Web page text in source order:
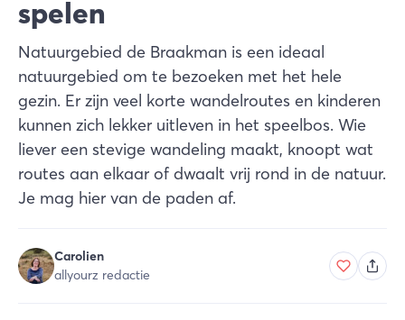
spelen
Natuurgebied de Braakman is een ideaal
natuurgebied om te bezoeken met het hele
gezin. Er zijn veel korte wandelroutes en kinderen
kunnen zich lekker uitleven in het speelbos. Wie
liever een stevige wandeling maakt, knoopt wat
routes aan elkaar of dwaalt vrij rond in de natuur.
Je mag hier van de paden af.
Carolien
allyourz redactie